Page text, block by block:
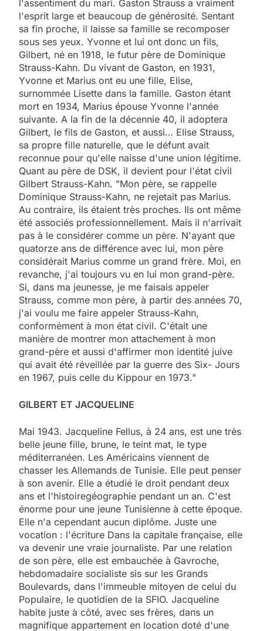
l'assentiment du mari. Gaston Strauss a vraiment
l'esprit large et beaucoup de générosité. Sentant
sa fin proche, il laisse sa famille se recomposer
sous ses yeux. Yvonne et lui ont donc un fils,
Gilbert, né en 1918, le futur père de Dominique
Strauss-Kahn. Du vivant de Gaston, en 1931,
Yvonne et Marius ont eu une fille, Elise,
surnommée Lisette dans la famille. Gaston étant
mort en 1934, Marius épouse Yvonne l'année
suivante. A la fin de la décennie 40, il adoptera
Gilbert, le fils de Gaston, et aussi… Elise Strauss,
sa propre fille naturelle, que le défunt avait
reconnue pour qu'elle naisse d'une union légitime.
Quant au père de DSK, il devient pour l'état civil
Gilbert Strauss-Kahn. "Mon père, se rappelle
Dominique Strauss-Kahn, ne rejetait pas Marius.
Au contraire, ils étaient très proches. Ils ont même
été associés professionnellement. Mais il n'arrivait
pas à le considérer comme un père. N'ayant que
quatorze ans de différence avec lui, mon père
considérait Marius comme un grand frère. Moi, en
revanche, j'ai toujours vu en lui mon grand-père.
Si, dans ma jeunesse, je me faisais appeler
Strauss, comme mon père, à partir des années 70,
j'ai voulu me faire appeler Strauss-Kahn,
conformément à mon état civil. C'était une
manière de montrer mon attachement à mon
grand-père et aussi d'affirmer mon identité juive
qui avait été réveillée par la guerre des Six- Jours
en 1967, puis celle du Kippour en 1973."
GILBERT ET JACQUELINE
Mai 1943. Jacqueline Fellus, à 24 ans, est une très
belle jeune fille, brune, le teint mat, le type
méditerranéen. Les Américains viennent de
chasser les Allemands de Tunisie. Elle peut penser
à son avenir. Elle a étudié le droit pendant deux
ans et l'histoiregéographie pendant un an. C'est
énorme pour une jeune Tunisienne à cette époque.
Elle n'a cependant aucun diplôme. Juste une
vocation : l'écriture Dans la capitale française, elle
va devenir une vraie journaliste. Par une relation
de son père, elle est embauchée à Gavroche,
hebdomadaire socialiste sis sur les Grands
Boulevards, dans l'immeuble mitoyen de celui du
Populaire, le quotidien de la SFIO. Jacqueline
habite juste à côté, avec ses frères, dans un
magnifique appartement en location doté d'une